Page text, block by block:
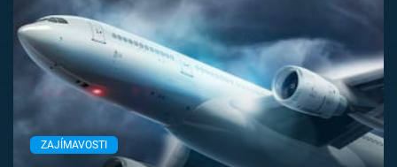
Témata
Pořady
TV Program
Časopis
ZAJÍMAVOSTI